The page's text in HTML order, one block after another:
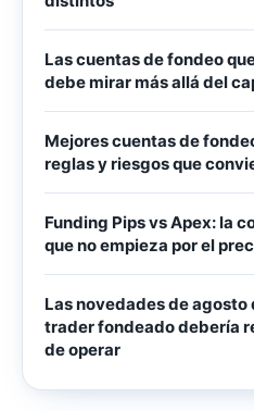
Las cuentas de fondeo
debe mirar más allá del
Mejores cuentas de
reglas y riesgos que
Funding Pips vs Apex: la
que no empieza por el
Las novedades de agosto
trader fondeado debería
de operar